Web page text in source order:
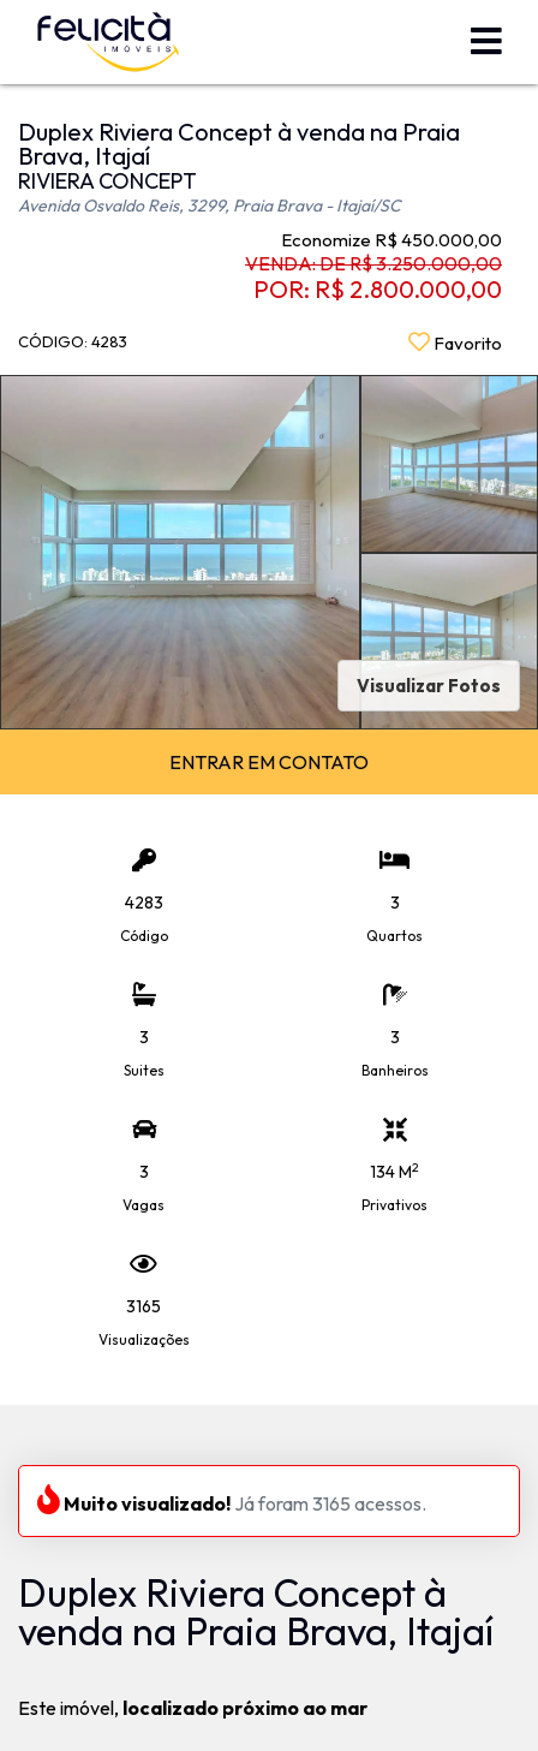
Duplex Riviera Concept à venda na Praia
Brava, Itajaí
RIVIERA CONCEPT
Avenida Osvaldo Reis, 3299, Praia Brava - Itajaí/SC
Economize R$ 450.000,00
VENDA: DE R$ 3.250.000,00
POR: R$ 2.800.000,00
CÓDIGO: 4283 Favorito
Visualizar Fotos
ENTRAR EM CONTATO
4283
Código
3
Quartos
3
Suites
3
Banheiros
3
Vagas
134 M2
Privativos
3165
Visualizações
Muito visualizado! Já foram 3165 acessos.
Duplex Riviera Concept à
venda na Praia Brava, Itajaí
Este imóvel, localizado próximo ao mar